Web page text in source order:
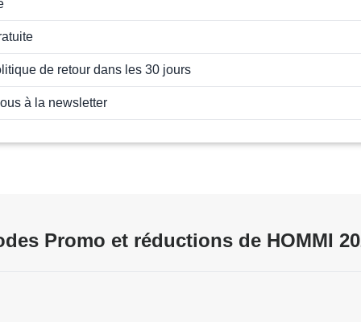
de retour dans les 30 jours
à la newsletter
Promo et réductions de HOMMI